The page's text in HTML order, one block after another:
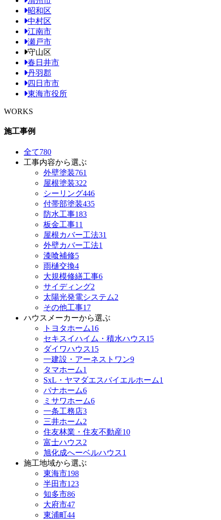
昭和区
中村区
江南市
瀬戸市
守山区
春日井市
丹羽郡
四日市市
東海市役所
WORKS
施工事例
全て780
工事内容から選ぶ
外壁塗装761
屋根塗装322
シーリング446
付帯部塗装435
防水工事183
板金工事11
屋根カバー工法31
外壁カバー工法1
漆喰補修5
雨樋交換4
大規模修繕工事6
サイディング2
太陽光発電システム2
その他工事17
ハウスメーカーから選ぶ
トヨタホーム16
セキスイハイム・積水ハウス15
ダイワハウス15
一建設・アーネストワン9
タマホーム1
SxL・ヤマダエスバイエルホーム1
パナホーム6
ミサワホーム6
一条工務店3
三井ホーム2
住友林業・住友不動産10
富士ハウス2
旭化成へーベルハウス1
施工地域から選ぶ
東海市198
半田市123
知多市86
大府市47
東浦町44